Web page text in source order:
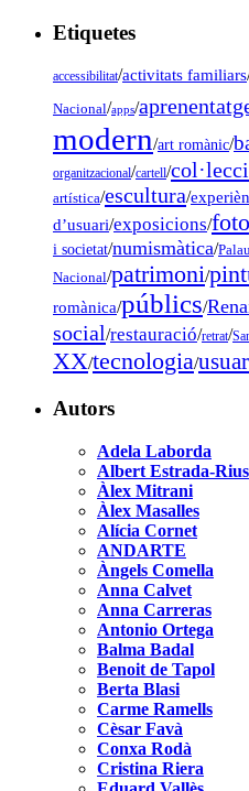
Etiquetes
accessibilitat/activitats familiars
Nacional/apps/
modern/art romànic/
organitzacional/cartell/
artística/escultura/
d’usuari/exposicions/
i societat/numismàtica/
Nacional/patrimoni/
romànica/públics/
social/restauració/retrat/
XX/tecnologia/
Autors
Adela Laborda
Albert Estrada-Rius
Àlex Mitrani
Àlex Masalles
Alícia Cornet
ANDARTE
Àngels Comella
Anna Calvet
Anna Carreras
Antonio Ortega
Balma Badal
Benoit de Tapol
Berta Blasi
Carme Ramells
Cèsar Favà
Conxa Rodà
Cristina Riera